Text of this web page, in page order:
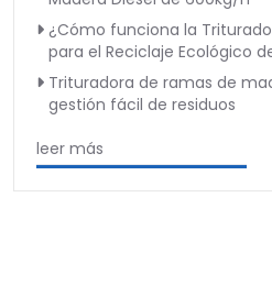
¿Cómo funciona la
para el Reciclaje Ecológico
Trituradora de ramas de
gestión fácil de residuos
leer más